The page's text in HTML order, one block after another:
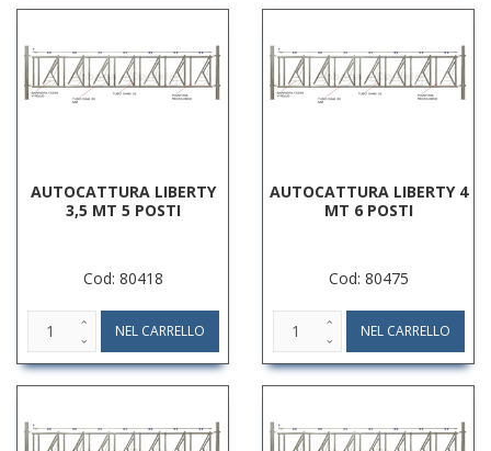
AUTOCATTURA LIBERTY
3,5 MT 5 POSTI
Cod: 80418
AUTOCATTURA LIBERTY 4
MT 6 POSTI
Cod: 80475